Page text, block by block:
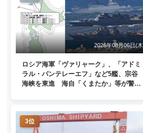
2026年08月06日(
ロシア海軍「ヴァリャーク」、「アドミ
ラル・パンテレーエフ」など5艦、宗谷
海峡を東進 海自「くまたか」等が警戒
3位